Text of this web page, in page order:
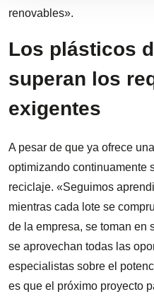
renovables».
Los plásticos
superan los
exigentes
A pesar de que ya ofrece
optimizando continuamente
reciclaje. «Seguimos
mientras cada lote se
de la empresa, se toman en
se aprovechan todas las
especialistas sobre el
es que el próximo proyecto